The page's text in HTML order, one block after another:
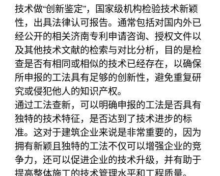
技术做“创新鉴定”，国家级机构检验技术新颖
性，出具法律认可报告。通常包括对国内外已
经公开的相关济南专利申请咨询、授权文件以
及其他技术文献的检索与对比分析，目的是检
查是否有相同或相似的技术已经存在，以确保
所申报的工法具有足够的创新性，避免重复研
究或侵犯他人的知识产权。
通过工法查新，可以明确申报的工法是否具有
独特的技术特征，是否达到了技术进步的标
准。这对于建筑企业来说是非常重要的，因为
拥有新颖且独特的工法不仅可以增强企业的竞
争力，还可以促进企业的技术升级，并有助于
提高整体施工的技术管理水平和工程质量。